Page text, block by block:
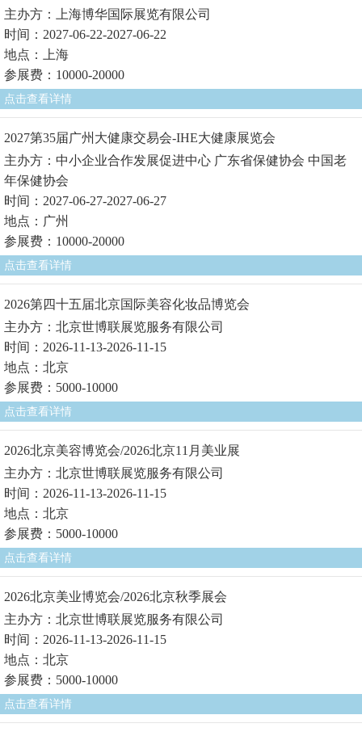
主办方：上海博华国际展览有限公司
时间：2027-06-22-2027-06-22
地点：上海
参展费：10000-20000
点击查看详情
2027第35届广州大健康交易会-IHE大健康展览会
主办方：中小企业合作发展促进中心 广东省保健协会 中国老
年保健协会
时间：2027-06-27-2027-06-27
地点：广州
参展费：10000-20000
点击查看详情
2026第四十五届北京国际美容化妆品博览会
主办方：北京世博联展览服务有限公司
时间：2026-11-13-2026-11-15
地点：北京
参展费：5000-10000
点击查看详情
2026北京美容博览会/2026北京11月美业展
主办方：北京世博联展览服务有限公司
时间：2026-11-13-2026-11-15
地点：北京
参展费：5000-10000
点击查看详情
2026北京美业博览会/2026北京秋季展会
主办方：北京世博联展览服务有限公司
时间：2026-11-13-2026-11-15
地点：北京
参展费：5000-10000
点击查看详情